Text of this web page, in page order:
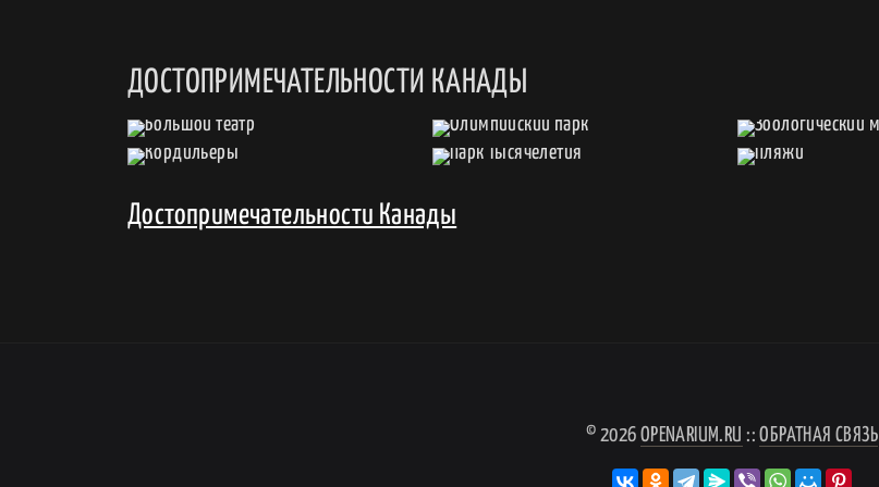
ДОСТОПРИМЕЧАТЕЛЬНОСТИ КАНАДЫ
Достопримечательности Канады
© 2026 OPENARIUM.RU ::ОБРАТНАЯ СВЯЗЬ